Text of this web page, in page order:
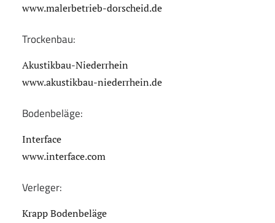
www.malerbetrieb-dorscheid.de
Trockenbau:
Akustikbau-Niederrhein
www.akustikbau-niederrhein.de
Bodenbeläge:
Interface
www.interface.com
Verleger:
Krapp Bodenbeläge